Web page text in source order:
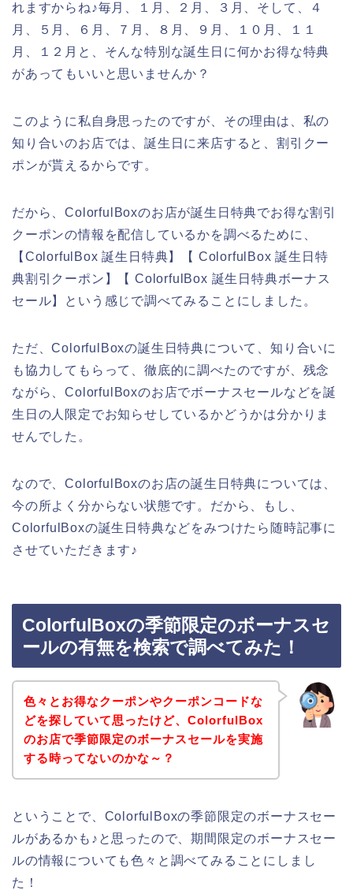
れますからね♪毎月、１月、２月、３月、そして、４
月、５月、６月、７月、８月、９月、１０月、１１
月、１２月と、そんな特別な誕生日に何かお得な特典
があってもいいと思いませんか？
このように私自身思ったのですが、その理由は、私の
知り合いのお店では、誕生日に来店すると、割引クー
ポンが貰えるからです。
だから、ColorfulBoxのお店が誕生日特典でお得な割引
クーポンの情報を配信しているかを調べるために、
【ColorfulBox 誕生日特典】【 ColorfulBox 誕生日特
典割引クーポン】【 ColorfulBox 誕生日特典ボーナス
セール】という感じで調べてみることにしました。
ただ、ColorfulBoxの誕生日特典について、知り合いに
も協力してもらって、徹底的に調べたのですが、残念
ながら、ColorfulBoxのお店でボーナスセールなどを誕
生日の人限定でお知らせしているかどうかは分かりま
せんでした。
なので、ColorfulBoxのお店の誕生日特典については、
今の所よく分からない状態です。だから、もし、
ColorfulBoxの誕生日特典などをみつけたら随時記事に
させていただきます♪
ColorfulBoxの季節限定のボーナスセ
ールの有無を検索で調べてみた！
色々とお得なクーポンやクーポンコードな
どを探していて思ったけど、ColorfulBox
のお店で季節限定のボーナスセールを実施
する時ってないのかな～？
ということで、ColorfulBoxの季節限定のボーナスセー
ルがあるかも♪と思ったので、期間限定のボーナスセー
ルの情報についても色々と調べてみることにしまし
た！